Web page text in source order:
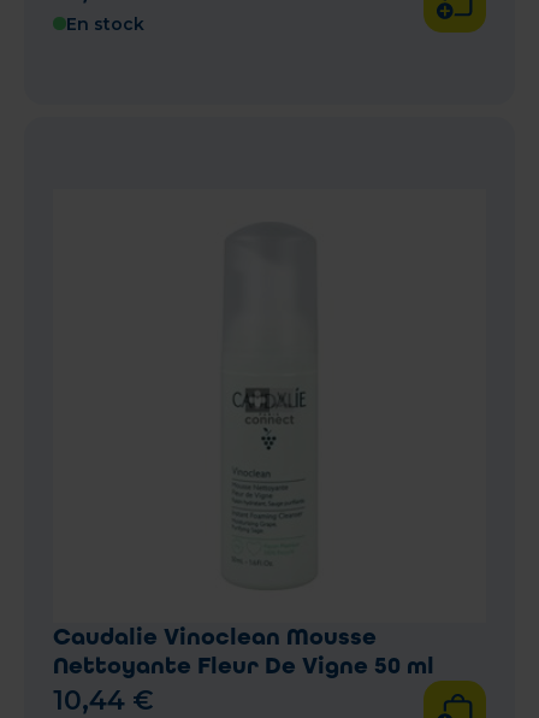
En stock
Caudalie Vinoclean Mousse
Nettoyante Fleur De Vigne 50 ml
10,44 €